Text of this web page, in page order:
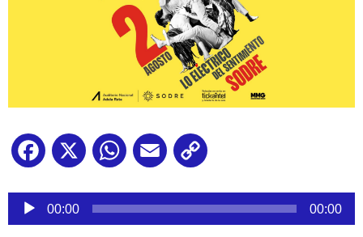
Facebook
X WhatsApp
Email
Reproductor
audio
00:00 00:00